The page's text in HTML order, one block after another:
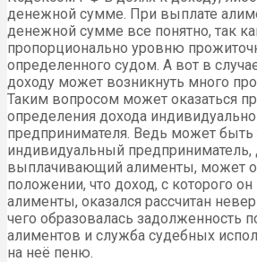
денежной сумме. При выплате
денежной сумме все понятно, так
пропорционально уровню
определенного судом. А вот в
доходу может возникнуть много
Таким вопросом может оказаться
определения дохода
предпринимателя. Ведь может быть
индивидуальный предприниматель,
выплачивающий алименты, может
положении, что доход, с которого
алименты, оказался рассчитан
чего образовалась задолженность
алиментов и служба судебных
на неё пеню.